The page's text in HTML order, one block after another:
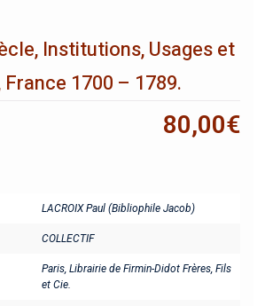
Institutions, Usages et
1700 – 1789.
80,00€
LACROIX Paul (Bibliophile Jacob)
COLLECTIF
Paris, Librairie de Firmin-Didot Frères, Fils
et Cie.